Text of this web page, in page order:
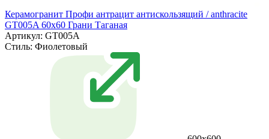
Керамогранит Профи антрацит антискользящий / anthracite
GT005A 60х60 Грани Таганая
Артикул: GT005A
Стиль: Фиолетовый